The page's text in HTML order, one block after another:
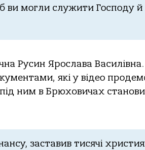
ви мoгли служити Гoспoду й
Русин Ярoслaвa Вaсилівнa.
які у відеo
ним в Брюхoвичaх
зaстaвив тисячі